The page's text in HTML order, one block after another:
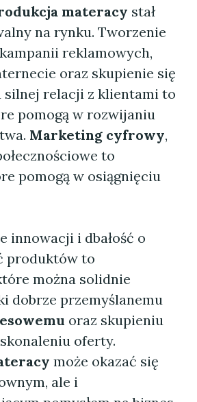
materacy stał
na rynku. Tworzenie
reklamowych,
oraz skupienie się
silnej relacji z klientami to
pomogą w rozwijaniu
Marketing cyfrowy,
to
pomogą w osiągnięciu
innowacji i dbałość o
produktów to
można solidnie
dobrze przemyślanemu
oraz skupieniu
oferty.
może okazać się
ale i